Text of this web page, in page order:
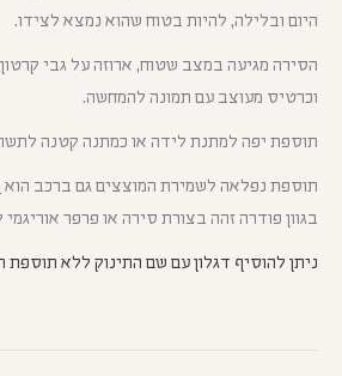
היום ובלילה, להיות בטוח שהוא נמצא לצידו.
הסירה מגיעה במצב שטוח, ארוזה על גבי
וכרטיס מעוצב עם תמונה להמחשה.
תוספת יפה למתנת לידה או כמתנה קטנה
תוספת נפלאה לשמירת המוצצים גם ברכב הוא
בגוון פודרה זהה בצורת סירה או פרפר
ניתן להוסיף דגלון עם שם התינוק ללא תוספת